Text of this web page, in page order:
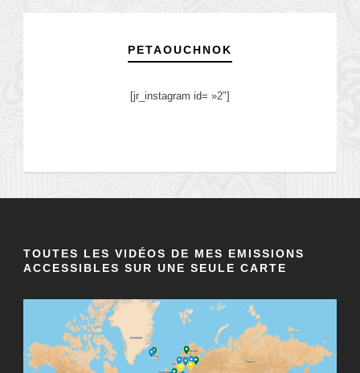
PETAOUCHNOK
[jr_instagram id= »2″]
TOUTES LES VIDÉOS DE MES EMISSIONS
ACCESSIBLES SUR UNE SEULE CARTE